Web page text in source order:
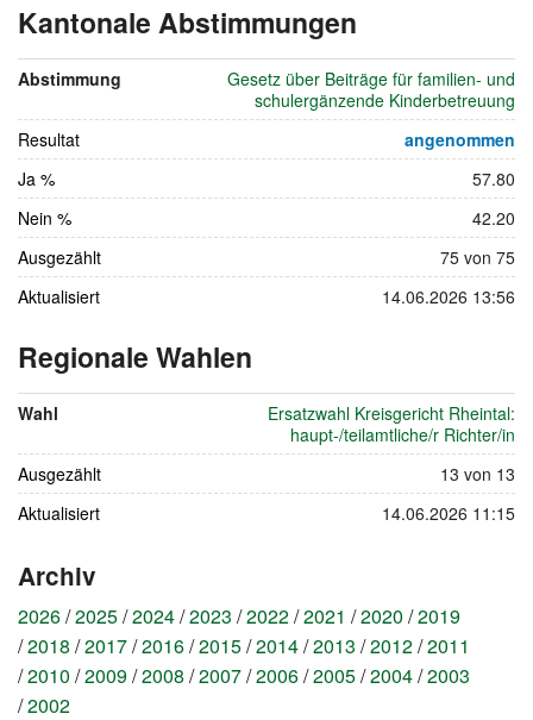
Kantonale Abstimmungen
14.
Juni
2026
Abstimmung
Gesetz über Beiträge für familien- und
schulergänzende Kinderbetreuung
Resultat
angenommen
Ja %
57.80
Nein %
42.20
Ausgezählt
75 von 75
Aktualisiert
14.06.2026 13:56
Regionale Wahlen
14.
Juni
2026
Wahl
Ersatzwahl Kreisgericht Rheintal:
haupt-/teilamtliche/r Richter/in
Ausgezählt
13 von 13
Aktualisiert
14.06.2026 11:15
Archiv
2026 2025 2024 2023 2022 2021 2020 2019
2018 2017 2016 2015 2014 2013 2012 2011
2010 2009 2008 2007 2006 2005 2004 2003
2002